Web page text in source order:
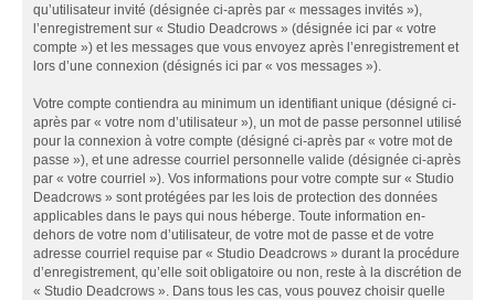
qu’utilisateur invité (désignée ci-après par « messages invités »),
l’enregistrement sur « Studio Deadcrows » (désignée ici par « votre
compte ») et les messages que vous envoyez après l’enregistrement et
lors d’une connexion (désignés ici par « vos messages »).
Votre compte contiendra au minimum un identifiant unique (désigné ci-
après par « votre nom d’utilisateur »), un mot de passe personnel utilisé
pour la connexion à votre compte (désigné ci-après par « votre mot de
passe »), et une adresse courriel personnelle valide (désignée ci-après
par « votre courriel »). Vos informations pour votre compte sur « Studio
Deadcrows » sont protégées par les lois de protection des données
applicables dans le pays qui nous héberge. Toute information en-
dehors de votre nom d’utilisateur, de votre mot de passe et de votre
adresse courriel requise par « Studio Deadcrows » durant la procédure
d’enregistrement, qu’elle soit obligatoire ou non, reste à la discrétion de
« Studio Deadcrows ». Dans tous les cas, vous pouvez choisir quelle